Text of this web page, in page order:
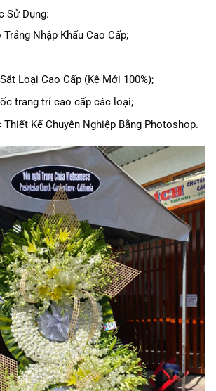
Sử Dụng:
Trắng Nhập Khẩu Cao Cấp;
Loại Cao Cấp (Kệ Mới 100%);
trang trí cao cấp các loại;
Kế Chuyên Nghiệp Bằng Photoshop.